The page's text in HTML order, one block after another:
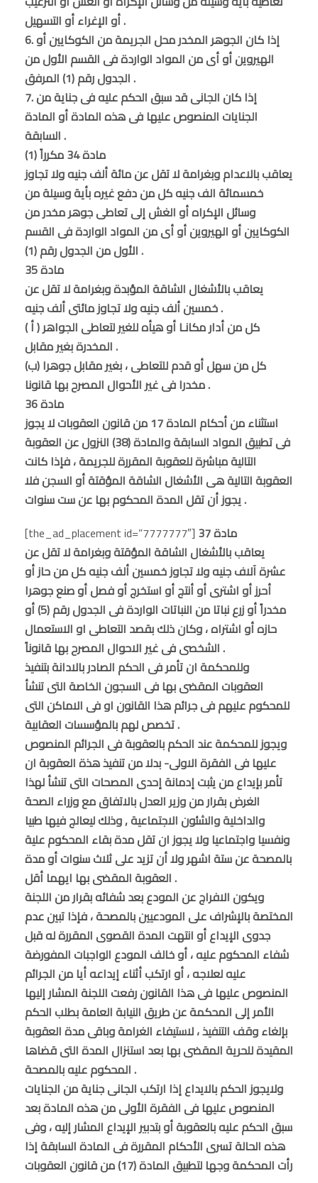
أو الإغراء أو التسهيل .
6. إذا كان الجوهر المخدر محل الجريمة من الكوكايين أو
الهيروين أو أى من المواد الواردة فى القسم الأول من
الجدول رقم (1) المرفق .
7. إذا كان الجانى قد سبق الحكم عليه فى جناية من
الجنايات المنصوص عليها فى هذه المادة أو المادة
السابقة .
مادة 34 مكرراً (1)
يعاقب بالاعدام وبغرامة لا تقل عن مائة ألف جنيه ولا تجاوز
خمسمائة الف جنيه كل من دفع غيره بأية وسيلة من
وسائل الإكراه أو الغش إلى تعاطى جوهر مخدر من
الكوكايين أو الهيروين أو أى من المواد الواردة فى القسم
الأول من الجدول رقم (1) .
مادة 35
يعاقب بالأشغال الشاقة المؤبدة وبغرامة لا تقل عن
خمسين ألف جنيه ولا تجاوز مائتى ألف جنيه .
( أ ) كل من أدار مكانـا أو هيأه للغير لتعاطى الجواهر
المخدرة بغير مقابل .
(ب) كل من سهل أو قدم للتعاطى ، بغير مقابل جوهرا
مخدرا فى غير الأحوال المصرح بها قانونا .
مادة 36
استثناء من أحكام المادة 17 من قانون العقوبات لا يجوز
فى تطبيق المواد السابقة والمادة (38) النزول عن العقوبة
التالية مباشرة للعقوبة المقررة للجريمة ، فإذا كانت
العقوبة التالية هى الأشغال الشاقة المؤقتة أو السجن فلا
يجوز أن تقل المدة المحكوم بها عن ست سنوات .
[the_ad_placement id=”7777777″]
مادة 37
يعاقب بالأشغال الشاقة المؤقتة وبغرامة لا تقل عن
عشرة آلاف جنيه ولا تجاوز خمسين ألف جنيه كل من حاز أو
أحرز أو اشترى أو أنتج أو استخرج أو فصل أو صنع جوهرا
مخدراً أو زرع نباتا من النباتات الواردة فى الجدول رقم (5) أو
حازه أو اشتراه ، وكان ذلك بقصد التعاطى او الاستعمال
الشخصى فى غير الاحوال المصرح بها قانوناً .
وللمحكمة ان تأمر فى الحكم الصادر بالادانة بتنفيذ
العقوبات المقضى بها فى السجون الخاصة التى تنشأ
للمحكوم عليهم فى جرائم هذا القانون او فى الاماكن التى
تخصص لهم بالمؤسسات العقابية .
ويجوز للمحكمة عند الحكم بالعقوبة فى الجرائم المنصوص
عليها فى الفقرة الاولى- بدلا من تنفيذ هذة العقوبة ان
تأمر بإيداع من يثبت إدمانة إحدى المصحات التى تنشأ لهذا
الغرض بقرار من وزير العدل بالاتفاق مع وزراء الصحة
والداخلية والشئون الاجتماعية , وذلك ليعالج فيها طبيا
ونفسيا واجتماعيا ولا يجوز ان تقل مدة بقاء المحكوم علية
بالمصحة عن ستة اشهر ولا أن تزيد على ثلاث سنوات أو مدة
العقوبة المقضى بها ايهما أقل .
ويكون الافراج عن المودع بعد شفائه بقرار من اللجنة
المختصة بالإشراف على المودعيين بالمصحة ، فإذا تبين عدم
جدوى الإيداع أو انتهت المدة القصوى المقررة له قبل
شفاء المحكوم عليه ، أو خالف المودع الواجبات المفورضة
عليه لعلاجه ، أو ارتكب أثناء إيداعه أيا من الجرائم
المنصوص عليها فى هذا القانون رفعت اللجنة المشار إليها
الأمر إلى المحكمة عن طريق النيابة العامة بطلب الحكم
بإلغاء وقف التنفيذ ، لاستيفاء الغرامة وباقى مدة العقوبة
المقيدة للحرية المقضى بها بعد استنزال المدة التى قضاها
المحكوم عليه بالمصحة .
ولايجوز الحكم بالايداع إذا ارتكب الجانى جناية من الجنايات
المنصوص عليها فى الفقرة الأولى من هذه المادة بعد
سبق الحكم عليه بالعقوبة أو بتدبير الإيداع المشار إليه ، وفى
هذه الحالة تسرى الأحكام المقررة فى المادة السابقة إذا
رأت المحكمة وجها لتطبيق المادة (17) من قانون العقوبات